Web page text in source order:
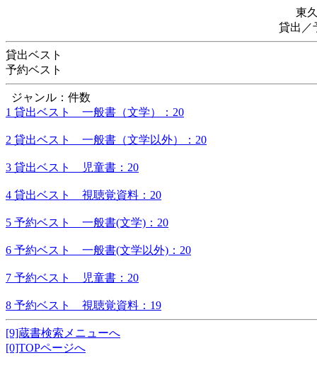
東
貸出／
貸出ベスト
予約ベスト
ジャンル：件数
1 貸出ベスト 一般書（文学）：20
2 貸出ベスト 一般書（文学以外）：20
3 貸出ベスト 児童書：20
4 貸出ベスト 視聴覚資料：20
5 予約ベスト 一般書(文学)：20
6 予約ベスト 一般書(文学以外)：20
7 予約ベスト 児童書：20
8 予約ベスト 視聴覚資料：19
[9]蔵書検索メニューへ
[0]TOPページへ